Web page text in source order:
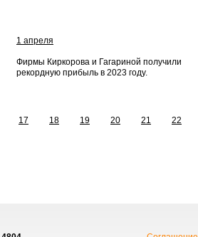
1 апреля
Фирмы Киркорова и Гагариной получили
рекордную прибыль в 2023 году.
17 18 19 20 21
22